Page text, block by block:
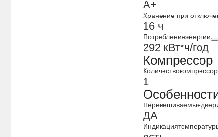
A+
Хранение при
16 ч
Потреблениеэнергии
292 кВт*ч/год
Компрессор
1
ДА